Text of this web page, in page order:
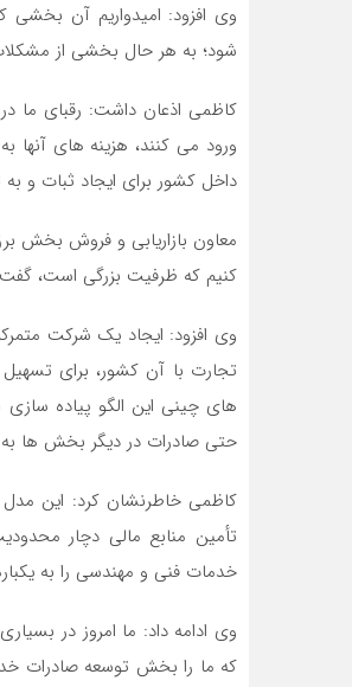
وی افزود: امیدواریم آن
شود؛ به هر حال بخشی از
کاظمی اذعان داشت: رقبای ما
ورود می کنند، هزینه های
داخل کشور برای ایجاد ثبات و
کنیم که ظرفیت بزرگی است، گفت:
وی افزود: ایجاد یک شرکت
تجارت با آن کشور، برای
های چینی این الگو پیاده
حتی صادرات در دیگر بخش ها
کاظمی خاطرنشان کرد: این
تأمین منابع مالی دچار
خدمات فنی و مهندسی را به
وی ادامه داد: ما امروز در
که ما را بخش توسعه صادرات